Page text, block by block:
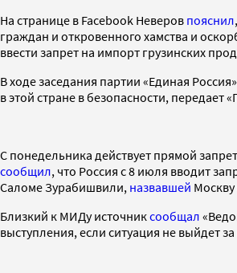
На странице в Facebook Неверов пояснил
граждан и откровенного хамства и
ввести запрет на импорт грузинских
В ходе заседания партии «Единая
в этой стране в безопасности,
С понедельника действует прямой
сообщил, что Россия с 8 июля вводит
Саломе Зурабишвили, назвавшей Москву
Близкий к МИДу источниксообщал
выступления, если ситуация не выйдет